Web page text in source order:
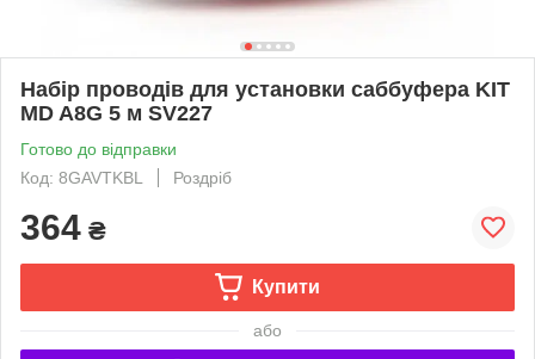
Набір проводів для установки саббуфера KIT
MD A8G 5 м SV227
Готово до відправки
Код: 8GAVTKBL
Роздріб
364 ₴
Купити
або